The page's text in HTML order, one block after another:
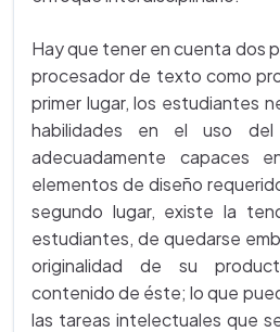
Hay que tener en cuenta dos
procesador de texto como
primer lugar, los estudiantes
habilidades en el uso
adecuadamente capaces
elementos de diseño
segundo lugar, existe la
estudiantes, de quedarse
originalidad de su
contenido de éste; lo que
las tareas intelectuales que